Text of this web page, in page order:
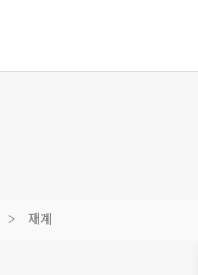
재계